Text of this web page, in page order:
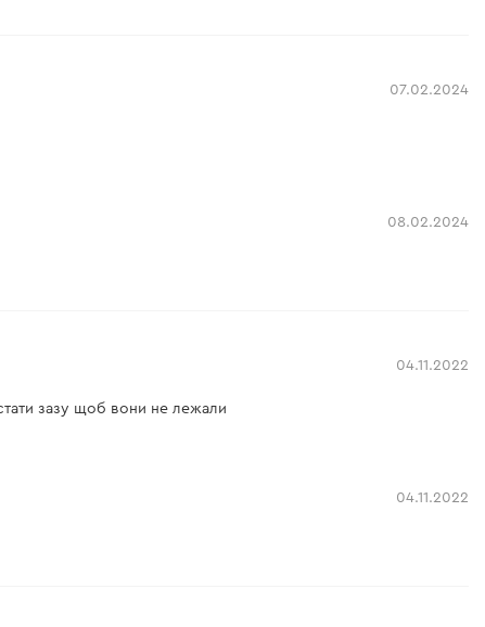
07.02.2024
08.02.2024
04.11.2022
зазу щоб вони не лежали
04.11.2022